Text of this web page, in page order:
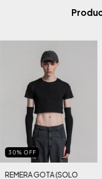
30% OFF
REMERA GOTA (SOLO